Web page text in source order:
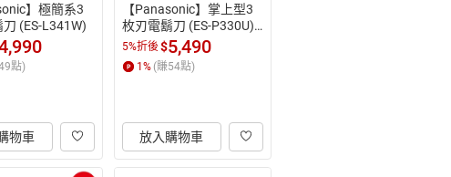
】極簡系3
(ES-L341W)
點)
物車
【Panasonic】掌上型3
枚刃電鬍刀 (ES-P330U)
(水墨藍/月光灰)
5%折後$5,490
1% (賺54點)
放入購物車